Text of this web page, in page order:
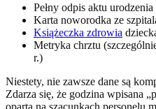
Pełny odpis aktu
Karta noworodka ze
Książeczka zdrowia
Metryka chrztu
r.)
Niestety, nie zawsze dane są
Zdarza się, że godzina wpisana
oparta na szacunkach personelu